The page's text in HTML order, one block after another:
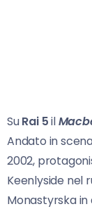
SuRai 5il
Andato in
2002,
Keenlyside nel
Monastyrska in